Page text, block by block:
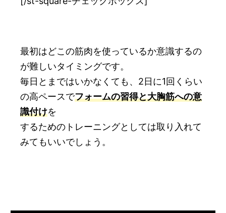
最初はどこの筋肉を使っているか意識するの
が難しいタイミングです。
毎日とまではいかなくても、2日に1回くらい
の高ペースでフォームの習得と大胸筋への意
識付けを
するためのトレーニングとしては取り入れて
みてもいいでしょう。